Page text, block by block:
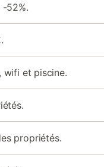
-52%.
wifi et piscine.
propriétés.